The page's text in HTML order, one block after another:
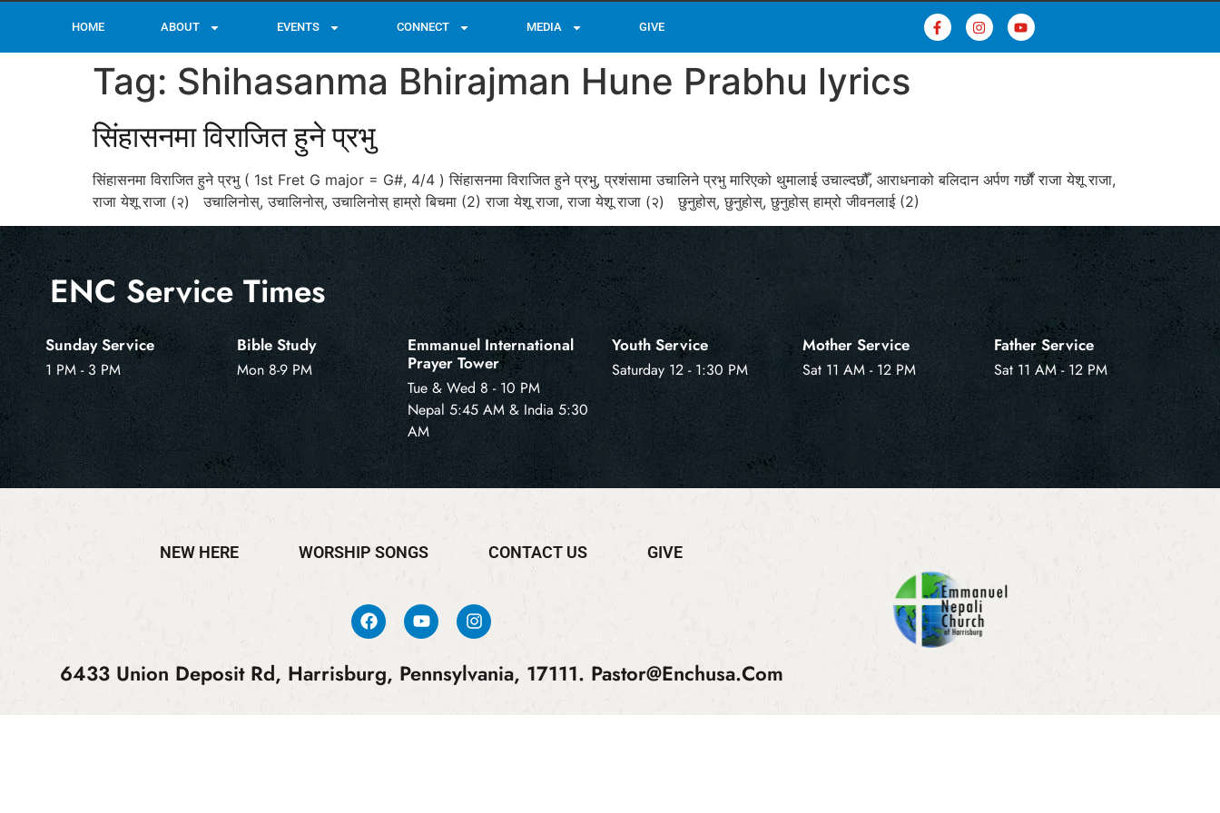
HOME ABOUT EVENTS CONNECT MEDIA GIVE
Tag: Shihasanma Bhirajman Hune Prabhu lyrics
सिंहासनमा विराजित हुने प्रभु
सिंहासनमा विराजित हुने प्रभु ( 1st Fret G major = G#, 4/4 ) सिंहासनमा विराजित हुने प्रभु, प्रशंसामा उचालिने प्रभु मारिएको थुमालाई उचाल्दछौँ, आराधनाको बलिदान अर्पण गर्छौं राजा येशू राजा,
राजा येशू राजा (२) उचालिनोस्, उचालिनोस्, उचालिनोस् हाम्रो बिचमा (2) राजा येशू राजा, राजा येशू राजा (२) छुनुहोस्, छुनुहोस्, छुनुहोस् हाम्रो जीवनलाई (2)
ENC Service Times
Sunday Service
1 PM - 3 PM
Bible Study
Mon 8-9 PM
Emmanuel International
Prayer Tower
Tue & Wed 8 - 10 PM
Nepal 5:45 AM & India 5:30
AM
Youth Service
Saturday 12 - 1:30 PM
Mother Service
Sat 11 AM - 12 PM
Father Service
Sat 11 AM - 12 PM
NEW HERE WORSHIP SONGS CONTACT US GIVE
6433 Union Deposit Rd, Harrisburg, Pennsylvania, 17111. Pastor@enchusa.com